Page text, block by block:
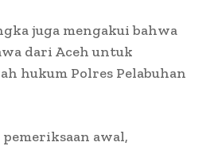
juga mengakui bahwa
dari Aceh untuk
hukum Polres Pelabuhan
awal,